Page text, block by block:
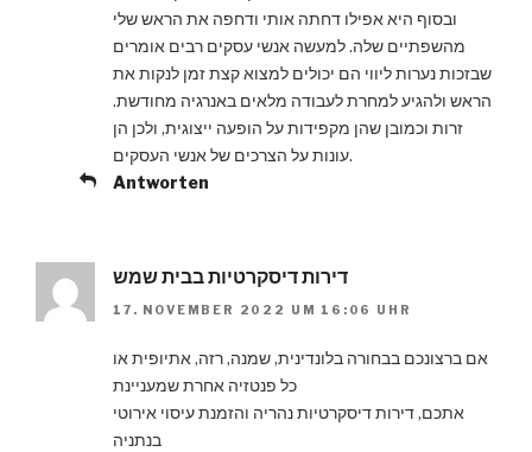
ובסוף היא אפילו דחתה אותי ודחפה את הראש שלי
מהשפתיים שלה. למעשה אנשי עסקים רבים אומרים
שבזכות נערות ליווי הם יכולים למצוא קצת זמן לנקות את
הראש ולהגיע למחרת לעבודה מלאים באנרגיה מחודשת.
זרות וכמובן שהן מקפידות על הופעה ייצוגית, ולכן הן
עונות על הצרכים של אנשי העסקים.
Antworten
דירות דיסקרטיות בבית שמש
17. NOVEMBER 2022 UM 16:06 UHR
אם ברצונכם בבחורה בלונדינית, שמנה, רזה, אתיופית או
כל פנטזיה אחרת שמעניינת
אתכם, דירות דיסקרטיות נהריה והזמנת עיסוי אירוטי
בנתניה